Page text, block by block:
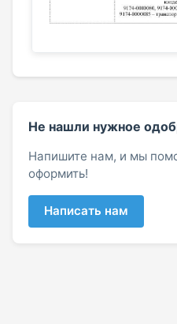
Не нашли нужное
Напишите нам, и мы
оформить!
Написать нам